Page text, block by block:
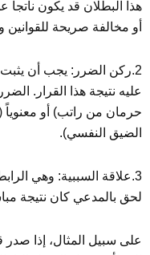
هذا البطلان قد يكون
أو مخالفة صريحة للقوانين
2.ركن الضرر: يجب أن
عليه نتيجة هذا القرار.
حرمان من راتب) أو
الضيق النفسي).
3.علاقة السببية: وهي
لحق بالمدعي كان نتيجة
على سبيل المثال، إذا